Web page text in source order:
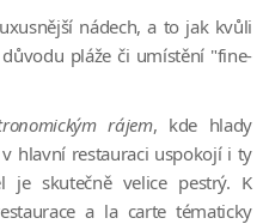
nádech, a to jak kvůli
pláže či umístění "fine-
rájem, kde hlady
hlavní restauraci uspokojí i ty
je skutečně velice pestrý. K
a la carte tématicky